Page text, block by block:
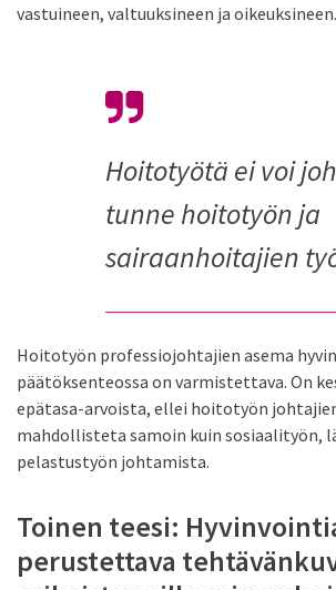
vastuineen, valtuuksineen ja oikeuksineen.
Hoitotyötä ei voi
tunne hoitotyön ja
sairaanhoitajien
Hoitotyön professiojohtajien asema
päätöksenteossa on varmistettava. On
epätasa-arvoista, ellei hoitotyön
mahdollisteta samoin kuin sosiaalityön,
pelastustyön johtamista.
Toinen teesi:
perustettava